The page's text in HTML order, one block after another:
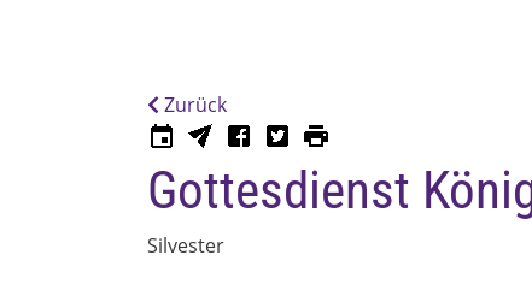
Zurück
Gottesdienst
Silvester